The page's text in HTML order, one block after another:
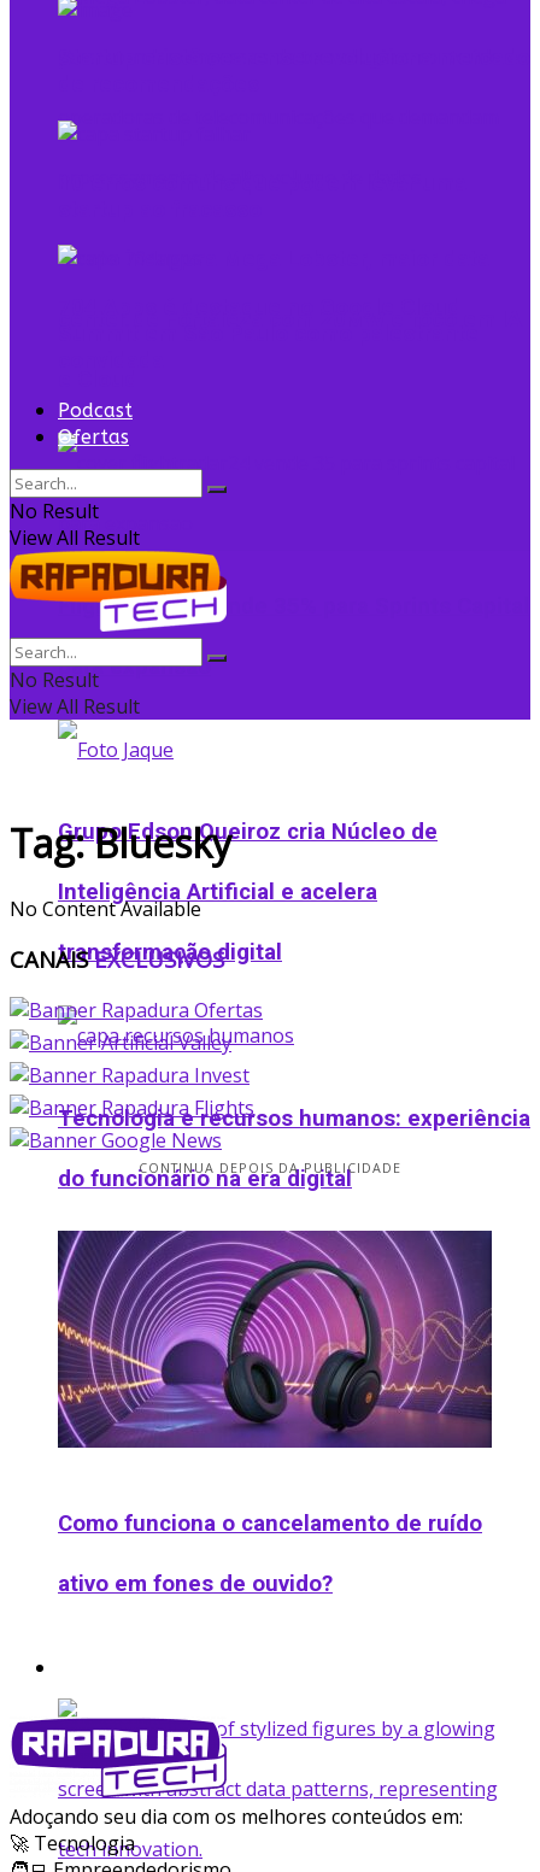
Tecto inaugura Mega Lobster, maior data
Flightradar24 vende 35% para Sprints Capital
para expansão
Grupo Edson Queiroz cria Núcleo de
Inteligência Artificial e acelera
transformação digital
Tecnologia e recursos humanos: experiência
do funcionário na era digital
Como funciona o cancelamento de ruído
ativo em fones de ouvido​?
Podcast
Ofertas
No Result
View All Result
No Result
View All Result
Tag:Bluesky
No Content Available
CANAISEXCLUSIVOS
CONTINUA DEPOIS DA PUBLICIDADE
Adoçando seu dia com os melhores conteúdos em:
🚀 Tecnologia